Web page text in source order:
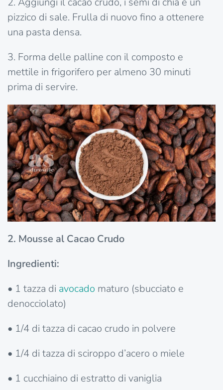
pizzico di sale. Frulla di nuovo fino a ottenere
una pasta densa.
3. Forma delle palline con il composto e
mettile in frigorifero per almeno 30 minuti
prima di servire.
2. Mousse al Cacao Crudo
Ingredienti:
• 1 tazza di avocado maturo (sbucciato e
denocciolato)
• 1/4 di tazza di cacao crudo in polvere
• 1/4 di tazza di sciroppo d’acero o miele
• 1 cucchiaino di estratto di vaniglia